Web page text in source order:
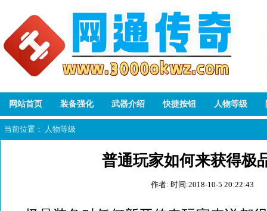
网站首页 装备强化 武器介绍 快捷按钮 人物等级
当前位置： 人物等级
普通玩家如何来获得极
作者: 时间:2018-10-5 20:22:43